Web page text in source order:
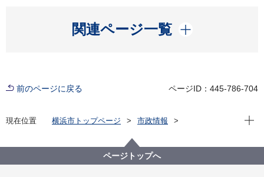
関連ページ一覧
開く
前のページに戻る ページID：445-786-704
現在位置 横浜市トップページ
市政情報
第74回横浜市戦没者追悼式の開催について
現在
ページトップへ